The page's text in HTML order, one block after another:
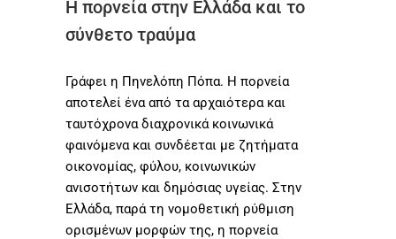
Η πορνεία στην Ελλάδα και το
σύνθετο τραύμα
Γράφει η Πηνελόπη Πόπα. Η πορνεία
αποτελεί ένα από τα αρχαιότερα και
ταυτόχρονα διαχρονικά κοινωνικά
φαινόμενα και συνδέεται με ζητήματα
οικονομίας, φύλου, κοινωνικών
ανισοτήτων και δημόσιας υγείας. Στην
Ελλάδα, παρά τη νομοθετική ρύθμιση
ορισμένων μορφών της, η πορνεία